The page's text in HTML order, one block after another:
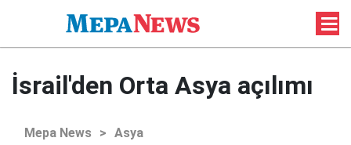
İsrail'den Orta Asya açılımı
Mepa News > Asya